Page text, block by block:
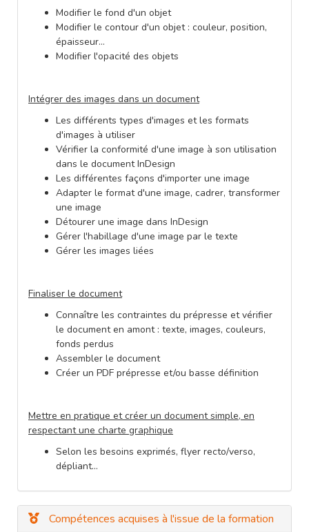
Modifier le fond d'un objet
Modifier le contour d'un objet : couleur, position,
épaisseur…
Modifier l'opacité des objets
Intégrer des images dans un document
Les différents types d'images et les formats
d'images à utiliser
Vérifier la conformité d'une image à son utilisation
dans le document InDesign
Les différentes façons d'importer une image
Adapter le format d'une image, cadrer, transformer
une image
Détourer une image dans InDesign
Gérer l'habillage d'une image par le texte
Gérer les images liées
Finaliser le document
Connaître les contraintes du prépresse et vérifier
le document en amont : texte, images, couleurs,
fonds perdus
Assembler le document
Créer un PDF prépresse et/ou basse définition
Mettre en pratique et créer un document simple, en
respectant une charte graphique
Selon les besoins exprimés, flyer recto/verso,
dépliant…
Compétences acquises à l'issue de la formation